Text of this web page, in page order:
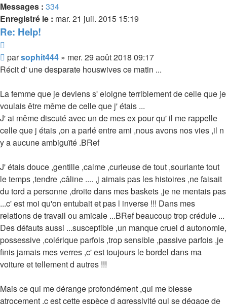
Messages : 334
Enregistré le : mar. 21 juil. 2015 15:19
Re: Help!
Message
parsophit444 » mer. 29 août 2018 09:17
Récit d' une desparate houswives ce matin ...
La femme que je deviens s' eloigne terriblement de celle que je
voulais être même de celle que j' étais ...
J' ai même discuté avec un de mes ex pour qu' il me rappelle
celle que j étais ,on a parlé entre ami ,nous avons nos vies ,il n
y a aucune ambiguïté .BRef
J' étais douce ,gentille ,calme ,curieuse de tout ,souriante tout
le temps ,tendre ,câline .... ,j aimais pas les histoires ,ne faisait
du tord a personne ,droite dans mes baskets ,je ne mentais pas
...c' est moi qu'on entubait et pas l inverse !!! Dans mes
relations de travail ou amicale ...BRef beaucoup trop crédule ...
Des défauts aussi ...susceptible ,un manque cruel d autonomie,
possessive ,colérique parfois ,trop sensible ,passive parfois ,je
finis jamais mes verres ,c' est toujours le bordel dans ma
voiture et tellement d autres !!!
Mais ce qui me dérange profondément ,qui me blesse
atrocement ,c est cette espèce d agressivité qui se dégage de